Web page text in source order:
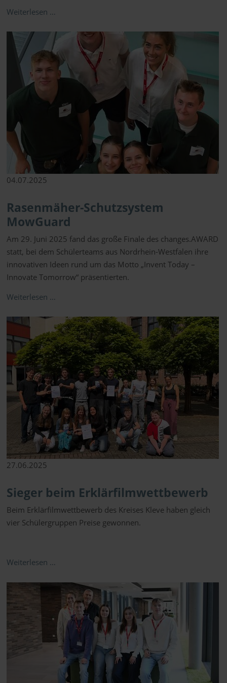
Weiterlesen …
04.07.2025
Rasenmäher-Schutzsystem
MowGuard
Am 29. Juni 2025 fand das große Finale des changes.AWARD
statt, bei dem Schülerteams aus Nordrhein-Westfalen ihre
innovativen Ideen rund um das Motto „Invent Today –
Innovate Tomorrow“ präsentierten.
Weiterlesen …
27.06.2025
Sieger beim Erklärfilmwettbewerb
Beim Erklärfilmwettbewerb des Kreises Kleve haben gleich
vier Schülergruppen Preise gewonnen.
Weiterlesen …